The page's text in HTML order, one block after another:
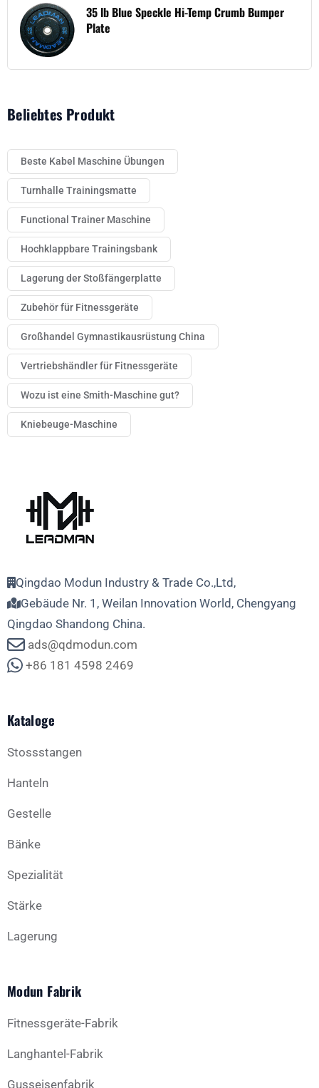
35 lb Blue Speckle Hi-Temp Crumb Bumper
Plate
Beliebtes Produkt
Beste Kabel Maschine Übungen
Turnhalle Trainingsmatte
Functional Trainer Maschine
Hochklappbare Trainingsbank
Lagerung der Stoßfängerplatte
Zubehör für Fitnessgeräte
Großhandel Gymnastikausrüstung China
Vertriebshändler für Fitnessgeräte
Wozu ist eine Smith-Maschine gut?
Kniebeuge-Maschine
Qingdao Modun Industry & Trade Co.,Ltd,
Gebäude Nr. 1, Weilan Innovation World, Chengyang
Qingdao Shandong China.
ads@qdmodun.com
+86 181 4598 2469
Kataloge
Stossstangen
Hanteln
Gestelle
Bänke
Spezialität
Stärke
Lagerung
Modun Fabrik
Fitnessgeräte-Fabrik
Langhantel-Fabrik
Gusseisenfabrik